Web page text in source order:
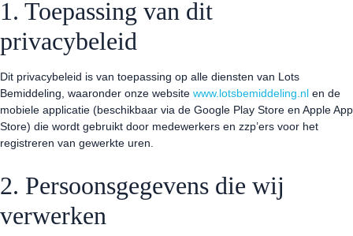
1. Toepassing van dit
privacybeleid
Dit privacybeleid is van toepassing op alle diensten van Lots
Bemiddeling, waaronder onze website www.lotsbemiddeling.nl en de
mobiele applicatie (beschikbaar via de Google Play Store en Apple App
Store) die wordt gebruikt door medewerkers en zzp’ers voor het
registreren van gewerkte uren.
2. Persoonsgegevens die wij
verwerken